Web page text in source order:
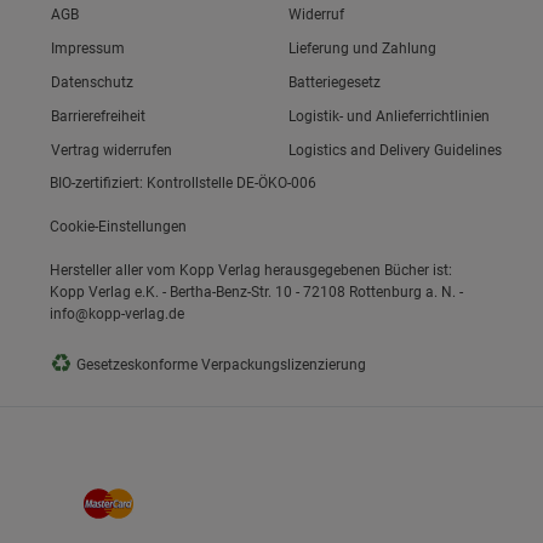
Link zum/zur
AGB
Link zum/zur
Impressum
Link zum/zur
Datenschutz
Link zum/zur
Barrierefreiheit
Vertrag widerrufen
Widerruf
Lieferung und Zahlung
Batteriegesetz
Logistik- und Anlieferrichtlinien
Logistics and Delivery Guidelines
BIO-zertifiziert: Kontrollstelle DE-ÖKO-006
Cookie-Einstellungen
Hersteller aller vom Kopp Verlag herausgegebenen Bücher ist:
Kopp Verlag e.K. - Bertha-Benz-Str. 10 - 72108 Rottenburg a. N. -
info@kopp-verlag.de
♻ Gesetzeskonforme Verpackungslizenzierung
Gruppe